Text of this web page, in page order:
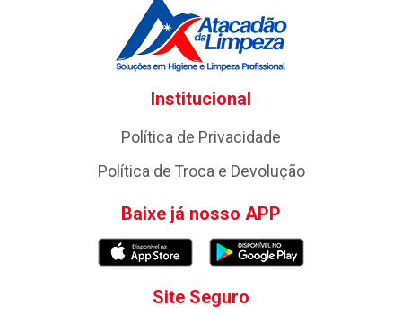
Institucional
Política de Privacidade
Política de Troca e Devolução
Baixe já nosso APP
Site Seguro